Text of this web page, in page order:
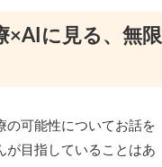
×AIに見る、無限
の可能性についてお話を
が目指していることはあ